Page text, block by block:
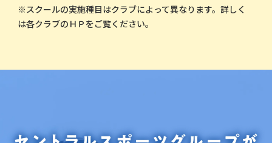
※スクールの実施種目はクラブによって異なります。詳しく
は各クラブのＨＰをご覧ください。